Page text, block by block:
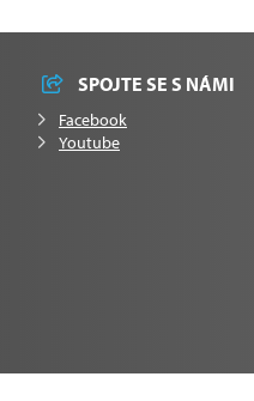
SPOJTE SE S NÁMI
Facebook
Youtube